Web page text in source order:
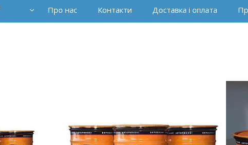
Про нас Контакти Доставка і оплата